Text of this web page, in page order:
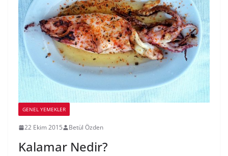
GENEL YEMEKLER
22 Ekim 2015 Betül Özden
Kalamar Nedir?